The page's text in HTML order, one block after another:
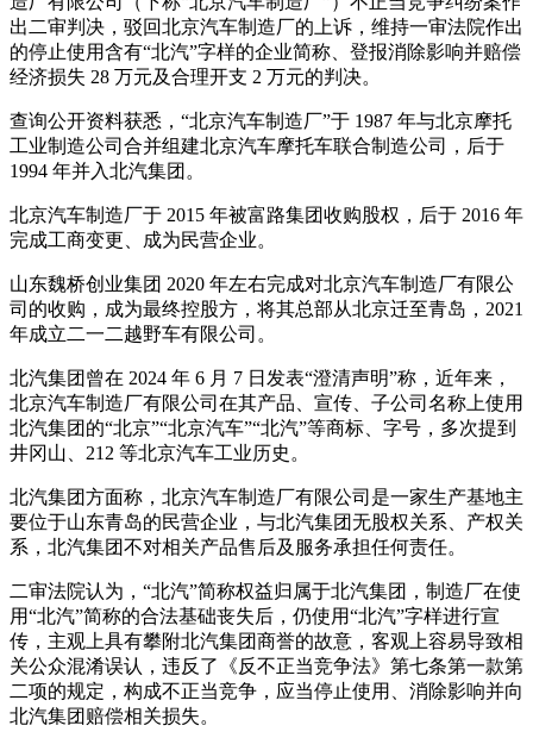
出二审判决，驳回北京汽车制造厂的上诉，维持一审法院作出
的停止使用含有“北汽”字样的企业简称、登报消除影响并赔偿
经济损失 28 万元及合理开支 2 万元的判决。
查询公开资料获悉，“北京汽车制造厂”于 1987 年与北京摩托
工业制造公司合并组建北京汽车摩托车联合制造公司，后于
1994 年并入北汽集团。
北京汽车制造厂于 2015 年被富路集团收购股权，后于 2016 年
完成工商变更、成为民营企业。
山东魏桥创业集团 2020 年左右完成对北京汽车制造厂有限公
司的收购，成为最终控股方，将其总部从北京迁至青岛，2021
年成立二一二越野车有限公司。
北汽集团曾在 2024 年 6 月 7 日发表“澄清声明”称，近年来，
北京汽车制造厂有限公司在其产品、宣传、子公司名称上使用
北汽集团的“北京”“北京汽车”“北汽”等商标、字号，多次提到
井冈山、212 等北京汽车工业历史。
北汽集团方面称，北京汽车制造厂有限公司是一家生产基地主
要位于山东青岛的民营企业，与北汽集团无股权关系、产权关
系，北汽集团不对相关产品售后及服务承担任何责任。
二审法院认为，“北汽”简称权益归属于北汽集团，制造厂在使
用“北汽”简称的合法基础丧失后，仍使用“北汽”字样进行宣
传，主观上具有攀附北汽集团商誉的故意，客观上容易导致相
关公众混淆误认，违反了《反不正当竞争法》第七条第一款第
二项的规定，构成不正当竞争，应当停止使用、消除影响并向
北汽集团赔偿相关损失。